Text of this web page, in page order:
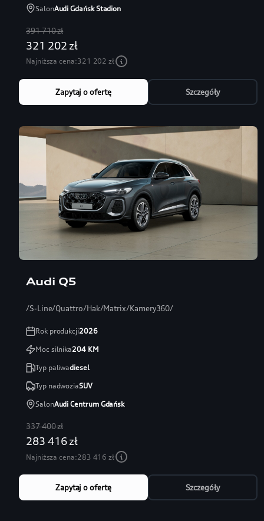
SalonAudi Gdańsk Stadion
391 710 zł
321 202 zł
Najniższa cena:321 202 zł
Zapytaj o ofertę Szczegóły
Audi Q5
/S-Line/Quattro/Hak/Matrix/Kamery360/
Rok produkcji2026
Moc silnika204KM
Typ paliwadiesel
Typ nadwoziaSUV
SalonAudi Centrum Gdańsk
337 400 zł
283 416 zł
Najniższa cena:283 416 zł
Zapytaj o ofertę Szczegóły